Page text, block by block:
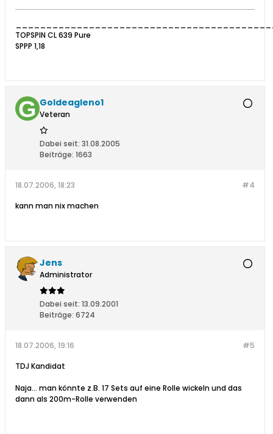
TOPSPIN CL 639 Pure
SPPP 1,18
Goldeagleno1
Veteran
Dabei seit: 31.08.2005
Beiträge: 1663
#4
18.07.2006, 18:23
kann man nix machen
Jens
Administrator
Dabei seit: 13.09.2001
Beiträge: 6724
#5
18.07.2006, 19:16
TDJ Kandidat
Naja... man könnte z.B. 17 Sets auf eine Rolle wickeln und das
dann als 200m-Rolle verwenden